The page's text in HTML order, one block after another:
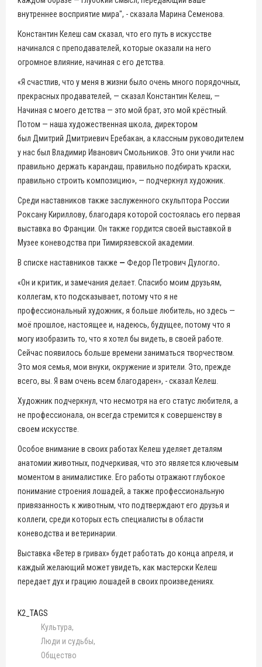
внутреннее восприятие мира", - сказала Марина Семенова.
Константин Келеш сам сказал, что его путь в искусстве
начинался с преподавателей, которые оказали на него
огромное влияние, начиная с его детства.
«Я счастлив, что у меня в жизни было очень много порядочных,
прекрасных продавателей, — сказал Константин Келеш, —
Начиная с моего детства — это мой брат, это мой крёстный.
Потом — наша художественная школа, директором
был Дмитрий Дмитриевич Еребакан, а классным руководителем
у нас был Владимир Иванович Смольников. Это они учили нас
правильно держать карандаш, правильно подбирать краски,
правильно строить композицию», — подчеркнул художник.
Среди наставников также заслуженного скульптора России
Роксану Кириллову, благодаря которой состоялась его первая
выставка во Франции. Он также гордится своей выставкой в
Музее коневодства при Тимирязевской академии.
В списке наставников также — Федор Петрович Дулогло.
«Он и критик, и замечания делает. Спасибо моим друзьям,
коллегам, кто подсказывает, потому что я не
профессиональный художник, я больше любитель, но здесь —
моё прошлое, настоящее и, надеюсь, будущее, потому что я
могу изобразить то, что я хотел бы видеть, в своей работе.
Сейчас появилось больше времени заниматься творчеством.
Это моя семья, мои внуки, окружение и зрители. Это, прежде
всего, вы. Я вам очень всем благодарен», - сказал Келеш.
Художник подчеркнул, что несмотря на его статус любителя, а
не профессионала, он всегда стремится к совершенству в
своем искусстве.
Особое внимание в своих работах Келеш уделяет деталям
анатомии животных, подчеркивая, что это является ключевым
моментом в анималистике. Его работы отражают глубокое
понимание строения лошадей, а также профессиональную
привязанность к животным, что подтверждают его друзья и
коллеги, среди которых есть специалисты в области
коневодства и ветеринарии.
Выставка «Ветер в гривах» будет работать до конца апреля, и
каждый желающий может увидеть, как мастерски Келеш
передает дух и грацию лошадей в своих произведениях.
K2_TAGS
Культура
Люди и судьбы
Общество